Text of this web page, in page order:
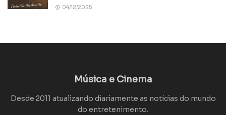
04/12/2025
Música e Cinema
Desde 2011 atualizando diariamente as notícias do mundo
do entretenimento.